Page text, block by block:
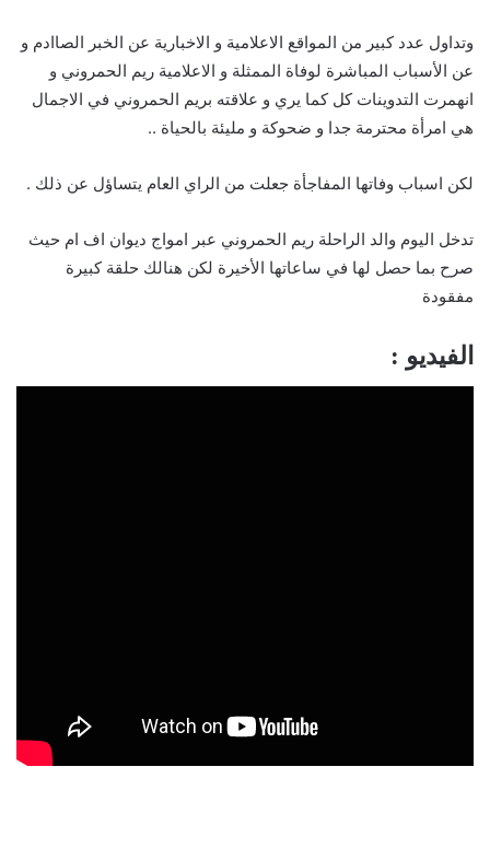
وتداول عدد كبير من المواقع الاعلامية و الاخبارية عن الخبر الصاادم و
عن الأسباب المباشرة لوفاة الممثلة و الاعلامية ريم الحمروني و
انهمرت التدوينات كل كما يري و علاقته بريم الحمروني في الاجمال
هي امرأة محترمة جدا و ضحوكة و مليئة بالحياة ..
لكن اسباب وفاتها المفاجأة جعلت من الراي العام يتساؤل عن ذلك .
تدخل اليوم والد الراحلة ريم الحمروني عبر امواج ديوان اف ام حيث
صرح بما حصل لها في ساعاتها الأخيرة لكن هنالك حلقة كبيرة
مفقودة
الفيديو :